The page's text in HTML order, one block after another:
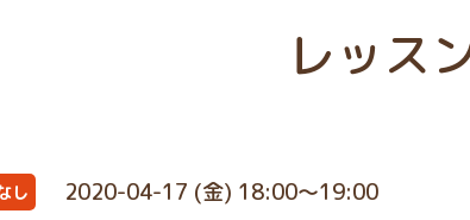
レッス
し 2020-04-17 (金) 18:00～19:00